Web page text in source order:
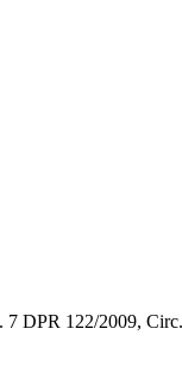
7 DPR 122/2009,